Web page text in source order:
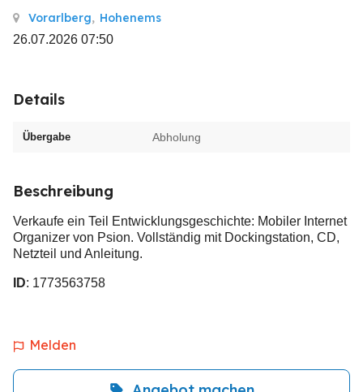
Vorarlberg, Hohenems
26.07.2026 07:50
Details
Übergabe Abholung
Beschreibung
Verkaufe ein Teil Entwicklungsgeschichte: Mobiler Internet
Organizer von Psion. Vollständig mit Dockingstation, CD,
Netzteil und Anleitung.
ID: 1773563758
Melden